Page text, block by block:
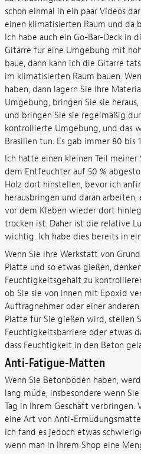
schon einmal in ein paar Videos
einen klimatisierten Raum und da
Ich habe auch ein Go-Bar-Deck in
Gitarre für eine Umgebung mit
baue, dann kann ich die Gitarre
im klimatisierten Raum bauen.
haben, dann lagern Sie Ihre
Umgebung, bringen Sie sie
und bringen Sie sie regelmäßig
kontrollierte Umgebung, und das
Brasilien tun. Es gab immer 80
Ich hatte einen kleinen Teil
dem Entfeuchter auf 50 %
Holz dort hinstellen, bevor ich
herausbringen und daran arbeiten,
vor dem Kleben wieder dort
trocken ist. Daher ist die relative
wichtig. Ich habe dies bereits in
Wenn Sie Ihre Werkstatt von
Platte und so etwas gießen,
Feuchtigkeitsgehalt zu
ob Sie sie von innen mit Epoxid
Auftragnehmer oder einer
Platte für Sie gießen wird, stellen
Feuchtigkeitsbarriere oder etwas
dass Feuchtigkeit in den Beton
Anti-Fatigue-Matten
Wenn Sie Betonböden haben,
lang müde, insbesondere wenn
Tag in Ihrem Geschäft verbringen.
eine Art von Anti-
Ich fand es jedoch etwas
wenn man in Ihrem Shop eine